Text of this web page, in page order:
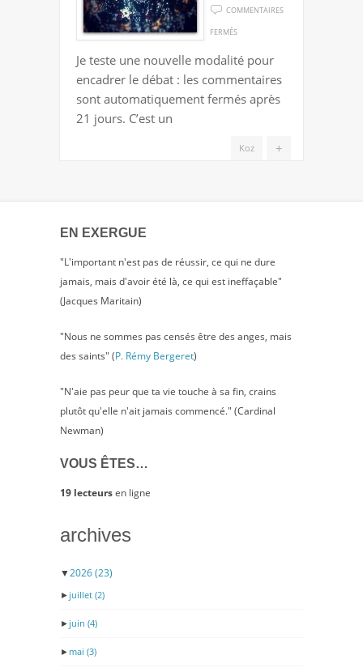
COMMENTAIRES
FERMÉS
LA
PAGE
Je teste une nouvelle modalité pour
encadrer le débat : les commentaires
sont automatiquement fermés après
21 jours. C’est un
+
Koz
EN EXERGUE
"L'important n'est pas de réussir, ce qui ne dure
jamais, mais d'avoir été là, ce qui est ineffaçable"
(Jacques Maritain)
"Nous ne sommes pas censés être des anges, mais
des saints" (P. Rémy Bergeret)
"N'aie pas peur que ta vie touche à sa fin, crains
plutôt qu'elle n'ait jamais commencé." (Cardinal
Newman)
VOUS ÊTES…
19 lecteursen ligne
archives
▼2026(23)
► juillet (2)
► juin (4)
► mai (3)